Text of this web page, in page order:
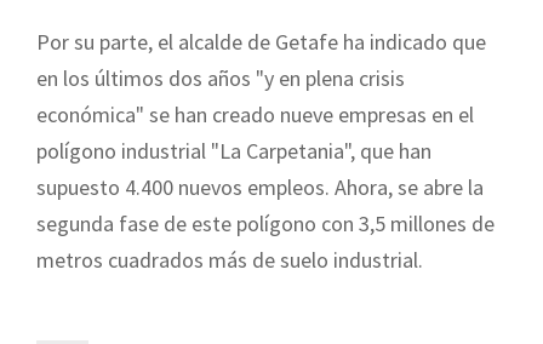
Por su parte, el alcalde de Getafe ha indicado que
en los últimos dos años "y en plena crisis
económica" se han creado nueve empresas en el
polígono industrial "La Carpetania", que han
supuesto 4.400 nuevos empleos. Ahora, se abre la
segunda fase de este polígono con 3,5 millones de
metros cuadrados más de suelo industrial.